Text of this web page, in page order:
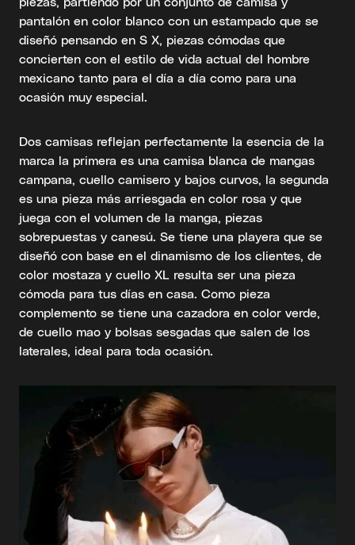
pantalón en color blanco con un estampado que se
diseñó pensando en S X, piezas cómodas que
concierten con el estilo de vida actual del hombre
mexicano tanto para el día a día como para una
ocasión muy especial.
Dos camisas reflejan perfectamente la esencia de la
marca la primera es una camisa blanca de mangas
campana, cuello camisero y bajos curvos, la segunda
es una pieza más arriesgada en color rosa y que
juega con el volumen de la manga, piezas
sobrepuestas y canesú. Se tiene una playera que se
diseñó con base en el dinamismo de los clientes, de
color mostaza y cuello XL resulta ser una pieza
cómoda para tus días en casa. Como pieza
complemento se tiene una cazadora en color verde,
de cuello mao y bolsas sesgadas que salen de los
laterales, ideal para toda ocasión.